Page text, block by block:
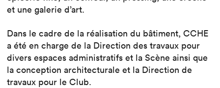
et une galerie d’art.
Dans le cadre de la réalisation du bâtiment, CCHE
a été en charge de la Direction des travaux pour
divers espaces administratifs et la Scène ainsi que
la conception architecturale et la Direction de
travaux pour le Club.